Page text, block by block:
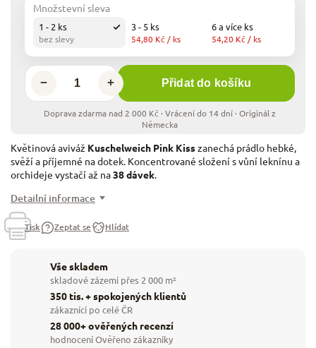
Množstevní sleva
1 - 2 ks
bez slevy
3 - 5 ks
54,80 Kč / ks
6 a více ks
54,20 Kč / ks
+
− Přidat do košíku
Květinová aviváž Kuschelweich Pink Kisszanechá prádlo hebké,
svěží a příjemné na dotek. Koncentrované složení s vůní leknínu a
orchideje vystačí až na38 dávek.
Detailní informace
Tisk Zeptat se Hlídat
Vše skladem
skladové zázemí přes 2 000 m²
350 tis. + spokojených klientů
zákazníci po celé ČR
28 000+ ověřených recenzí
hodnocení Ověřeno zákazníky